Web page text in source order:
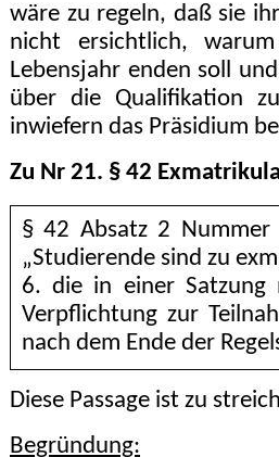
wäre zu regeln, daß sie
nicht ersichtlich,
Lebensjahr enden soll
über die Qualifikation
inwiefern das Präsidium
Zu Nr 21. § 42
§ 42 Absatz 2 Nummer
„Studierende sind zu
6. die in einer Satzung
Verpflichtung zur
nach dem Ende der
Diese Passage ist zu
Begründung: